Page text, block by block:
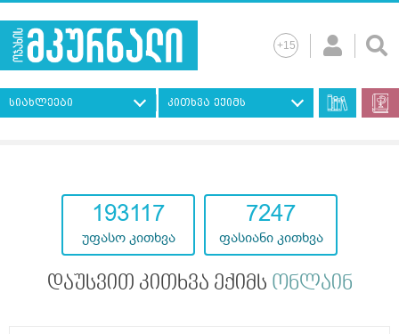
სიახლეები კითხვა ექიმს
193117
უფასო კითხვა
7247
ფასიანი კითხვა
დაუსვით კითხვა ექიმს ონლაინ